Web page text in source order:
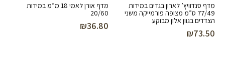
מדף סנדוויץ’ לארון בגדים במידות
77/49 ס”מ מצופה פורמייקה משני
הצדדים בגוון אלון מבוקע
₪73.50
מדף אורן לאמי 18 מ”מ במידות
20/60
₪36.80